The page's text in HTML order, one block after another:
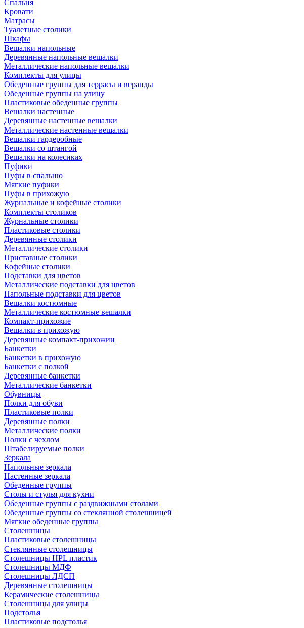
Спальня
Кровати
Матрасы
Туалетные столики
Шкафы
Вешалки напольные
Деревянные напольные вешалки
Металлические напольные вешалки
Комплекты для улицы
Обеденные группы для террасы и веранды
Обеденные группы на улицу
Пластиковые обеденные группы
Вешалки настенные
Деревянные настенные вешалки
Металлические настенные вешалки
Вешалки гардеробные
Вешалки со штангой
Вешалки на колесиках
Пуфики
Пуфы в спальню
Мягкие пуфики
Пуфы в прихожую
Журнальные и кофейные столики
Комплекты столиков
Журнальные столики
Пластиковые столики
Деревянные столики
Металлические столики
Приставные столики
Кофейные столики
Подставки для цветов
Металлические подставки для цветов
Напольные подставки для цветов
Вешалки костюмные
Металлические костюмные вешалки
Компакт-прихожие
Вешалки в прихожую
Деревянные компакт-прихожии
Банкетки
Банкетки в прихожую
Банкетки с полкой
Деревянные банкетки
Металлические банкетки
Обувницы
Полки для обуви
Пластиковые полки
Деревянные полки
Металлические полки
Полки с чехлом
Штабелируемые полки
Зеркала
Напольные зеркала
Настенные зеркала
Обеденные группы
Столы и стулья для кухни
Обеденные группы с раздвижными столами
Обеденные группы со стеклянной столешницей
Мягкие обеденные группы
Столешницы
Пластиковые столешницы
Стеклянные столешницы
Столешницы HPL пластик
Столешницы МДФ
Столешницы ЛДСП
Деревянные столешницы
Керамические столешницы
Столешницы для улицы
Подстолья
Пластиковые подстолья